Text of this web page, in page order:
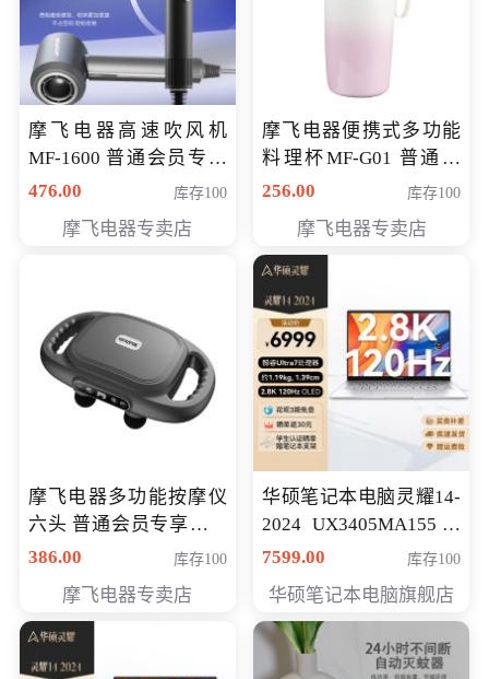
摩飞电器高速吹风机
MF-1600 普通会员专享
价298元
476.00 库存100
摩飞电器专卖店
摩飞电器便携式多功能
料理杯MF-G01 普通会
员专享价格118元
256.00 库存100
摩飞电器专卖店
摩飞电器多功能按摩仪
六头 普通会员专享价格
199元
386.00 库存100
摩飞电器专卖店
华硕笔记本电脑灵耀14-
2024 UX3405MA155冰
川银 oled 智慧轻薄本 会
7599.00 库存100
华硕笔记本电脑旗舰店